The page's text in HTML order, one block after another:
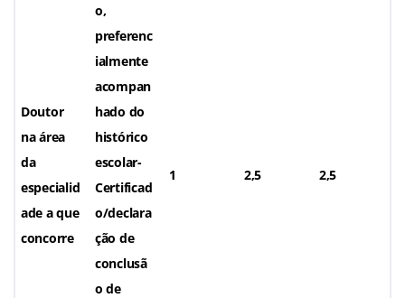
Doutor
na área
da
especialid
ade a que
concorre
o,
preferenc
ialmente
acompan
hado do
histórico
escolar-
Certificad
o/declara
ção de
conclusã
o de
1 2,5 2,5